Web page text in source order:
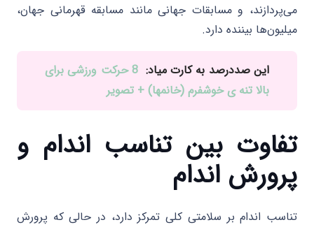
می‌پردازند، و مسابقات جهانی مانند مسابقه قهرمانی جهان،
میلیون‌ها بیننده دارد.
این صددرصد به کارت میاد:
8 حرکت ورزشی برای
بالا تنه ی خوشفرم (خانمها) + تصویر
تفاوت بین تناسب اندام و
پرورش اندام
تناسب اندام بر سلامتی کلی تمرکز دارد، در حالی که پرورش